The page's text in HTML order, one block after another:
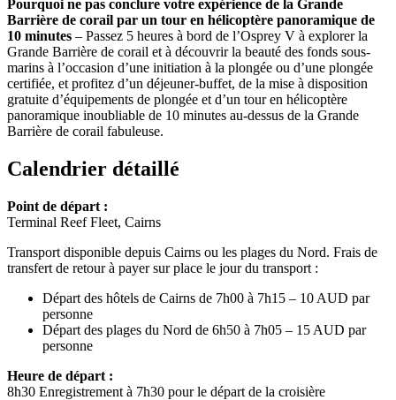
Pourquoi ne pas conclure votre expérience de la Grande
Barrière de corail par un tour en hélicoptère panoramique de
10 minutes – Passez 5 heures à bord de l’Osprey V à explorer la
Grande Barrière de corail et à découvrir la beauté des fonds sous-
marins à l’occasion d’une initiation à la plongée ou d’une plongée
certifiée, et profitez d’un déjeuner-buffet, de la mise à disposition
gratuite d’équipements de plongée et d’un tour en hélicoptère
panoramique inoubliable de 10 minutes au-dessus de la Grande
Barrière de corail fabuleuse.
Calendrier détaillé
Point de départ :
Terminal Reef Fleet, Cairns
Transport disponible depuis Cairns ou les plages du Nord. Frais de
transfert de retour à payer sur place le jour du transport :
Départ des hôtels de Cairns de 7h00 à 7h15 – 10 AUD par
personne
Départ des plages du Nord de 6h50 à 7h05 – 15 AUD par
personne
Heure de départ :
8h30 Enregistrement à 7h30 pour le départ de la croisière